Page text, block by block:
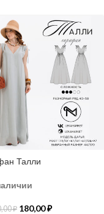
Талли
₽ 180,00₽